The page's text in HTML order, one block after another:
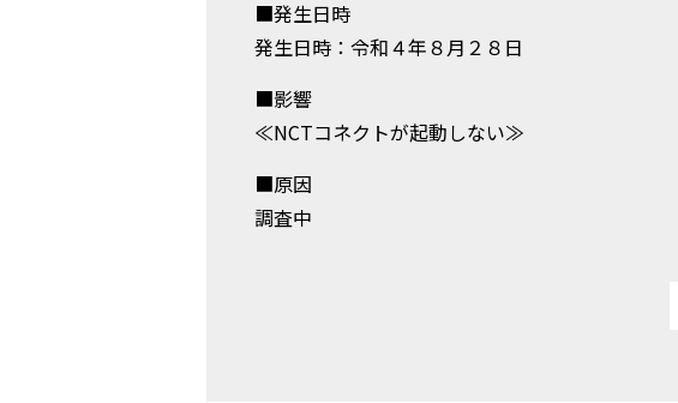
■発生日時
発生日時：令和４年８月２８日
■影響
≪NCTコネクトが起動しない≫
■原因
調査中